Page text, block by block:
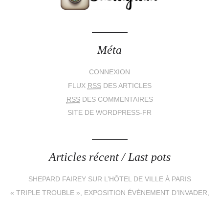
Méta
CONNEXION
FLUX RSSDES ARTICLES
RSSDES COMMENTAIRES
SITE DE WORDPRESS-FR
Articles récent / Last pots
SHEPARD FAIREY SUR L’HÔTEL DE VILLE À PARIS
« TRIPLE TROUBLE », EXPOSITION ÉVÈNEMENT D’INVADER,